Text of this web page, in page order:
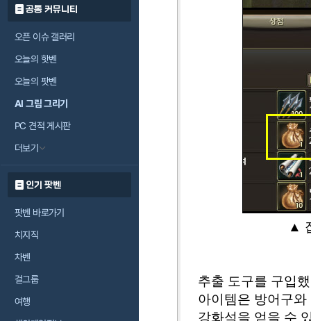
공통 커뮤니티
오픈 이슈 갤러리
오늘의 핫벤
오늘의 팟벤
AI 그림 그리기
PC 견적 게시판
더보기
인기 팟벤
팟벤 바로가기
치지직
차벤
걸그룹
여행
▲
추출 도구를 구입
아이템은 방어구
강화석을 얻을 수